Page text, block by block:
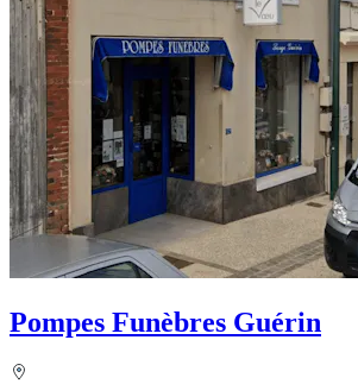
Pompes Funèbres Guérin